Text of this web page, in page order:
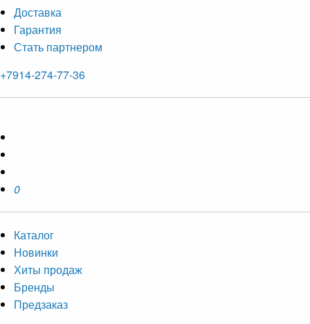
Доставка
Гарантия
Стать партнером
+7914-274-77-36
0
Каталог
Новинки
Хиты продаж
Бренды
Предзаказ